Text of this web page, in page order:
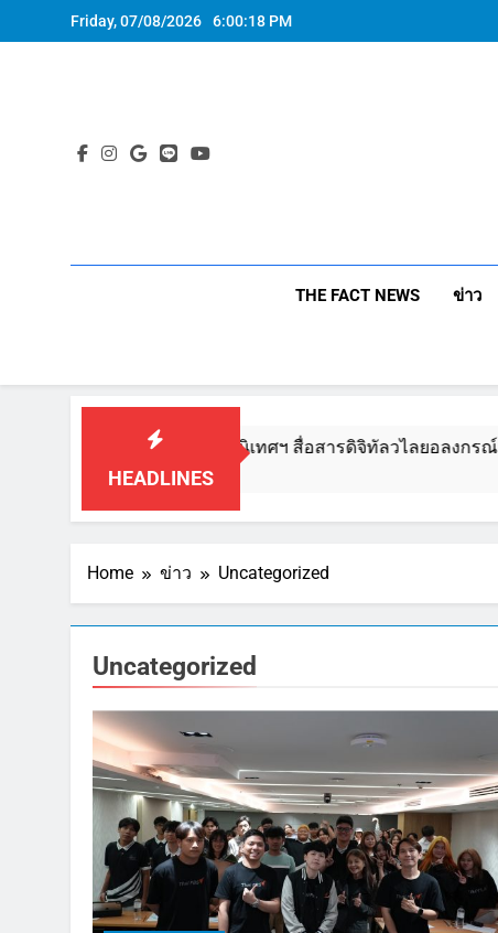
to
Friday, 07/08/2026 6:00:18 PM
THE FACT NEWS ข่าว
HEADLINES
อนเทนต์ครบวงจรนิเทศฯ สื่อสารดิจิทัลวไลยอลงกรณ์ฯ สู่เส้นทา
Home ข่าว Uncategorized
Uncategorized